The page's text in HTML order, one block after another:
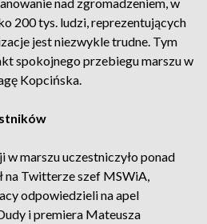
200 tys. ludzi, reprezentujących
jest niezwykle trudne. Tym
spokojnego przebiegu marszu w
Kopcińska.
w marszu uczestniczyło ponad
na Twitterze szef MSWiA,
odpowiedzieli na apel
i premiera Mateusza